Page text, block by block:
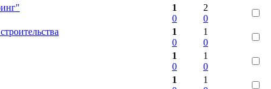
1
0
2
0
1
0
1
0
1
0
1
0
1
1